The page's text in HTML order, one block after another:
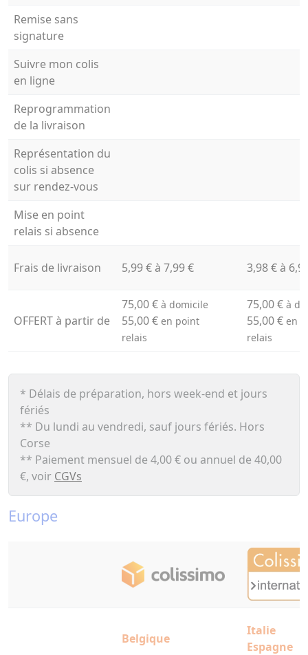
Remise sans
signature
Suivre mon colis
en ligne
Reprogrammation
de la livraison
Représentation du
colis si absence
sur rendez-vous
Mise en point
relais si absence
Frais de livraison 5,99 € à 7,99 € 3,98 € à
OFFERT à partir de
75,00 € à domicile
55,00 € en point
relais
75,00 € à
55,00 € en
relais
* Délais de préparation, hors week-end et jours
fériés
** Du lundi au vendredi, sauf jours fériés. Hors
Corse
** Paiement mensuel de 4,00 € ou annuel de 40,00
€, voir CGVs
Europe
Belgique
Italie
Espagne